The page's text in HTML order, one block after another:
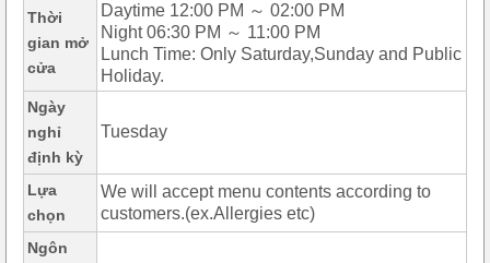
Thời
gian mở
cửa
Daytime 12:00 PM ～ 02:00 PM
Night 06:30 PM ～ 11:00 PM
Lunch Time: Only Saturday,Sunday and Public
Holiday.
Ngày
nghỉ
định kỳ
Tuesday
Lựa
chọn
We will accept menu contents according to
customers.(ex.Allergies etc)
Ngôn